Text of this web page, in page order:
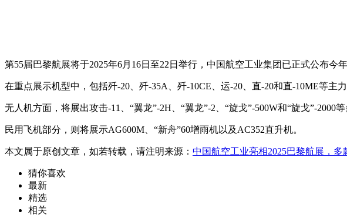
第55届巴黎航展将于2025年6月16日至22日举行，中国航空工业集团已正式公布今年
在重点展示机型中，包括歼-20、歼-35A、歼-10CE、运-20、直-20和直-10ME等主力
无人机方面，将展出攻击-11、“翼龙”-2H、“翼龙”-2、“旋戈”-500W和“旋戈”-2000等
民用飞机部分，则将展示AG600M、“新舟”60增雨机以及AC352直升机。
本文属于原创文章，如若转载，请注明来源： 中国航空工业亮相2025巴黎航展，
猜你喜欢
最新
精选
相关